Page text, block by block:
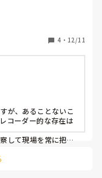
ど監視された状態
4 ・ 12/11
が、あることないこ
コーダー的な存在は
して現場を常に把握
ですけどね。